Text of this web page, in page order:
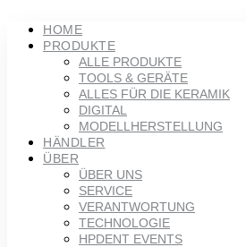
Inhalt
springen
HOME
PRODUKTE
ALLE PRODUKTE
TOOLS & GERÄTE
ALLES FÜR DIE KERAMIK
DIGITAL
MODELLHERSTELLUNG
HÄNDLER
ÜBER
ÜBER UNS
SERVICE
VERANTWORTUNG
TECHNOLOGIE
HPDENT EVENTS